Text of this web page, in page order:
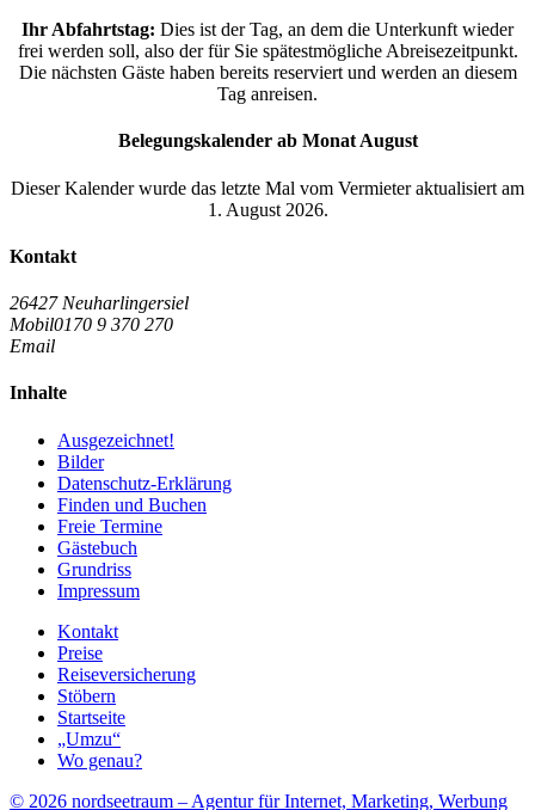
Ihr Abfahrtstag: Dies ist der Tag, an dem die Unterkunft wieder
frei werden soll, also der für Sie spätestmögliche Abreisezeitpunkt.
Die nächsten Gäste haben bereits reserviert und werden an diesem
Tag anreisen.
Belegungskalender ab Monat August
Dieser Kalender wurde das letzte Mal vom Vermieter aktualisiert am
1. August 2026.
Kontakt
26427 Neuharlingersiel
Mobil0170 9 370 270
Email
Inhalte
Ausgezeichnet!
Bilder
Datenschutz-Erklärung
Finden und Buchen
Freie Termine
Gästebuch
Grundriss
Impressum
Kontakt
Preise
Reiseversicherung
Stöbern
Startseite
„Umzu“
Wo genau?
© 2026 nordseetraum – Agentur für Internet, Marketing, Werbung